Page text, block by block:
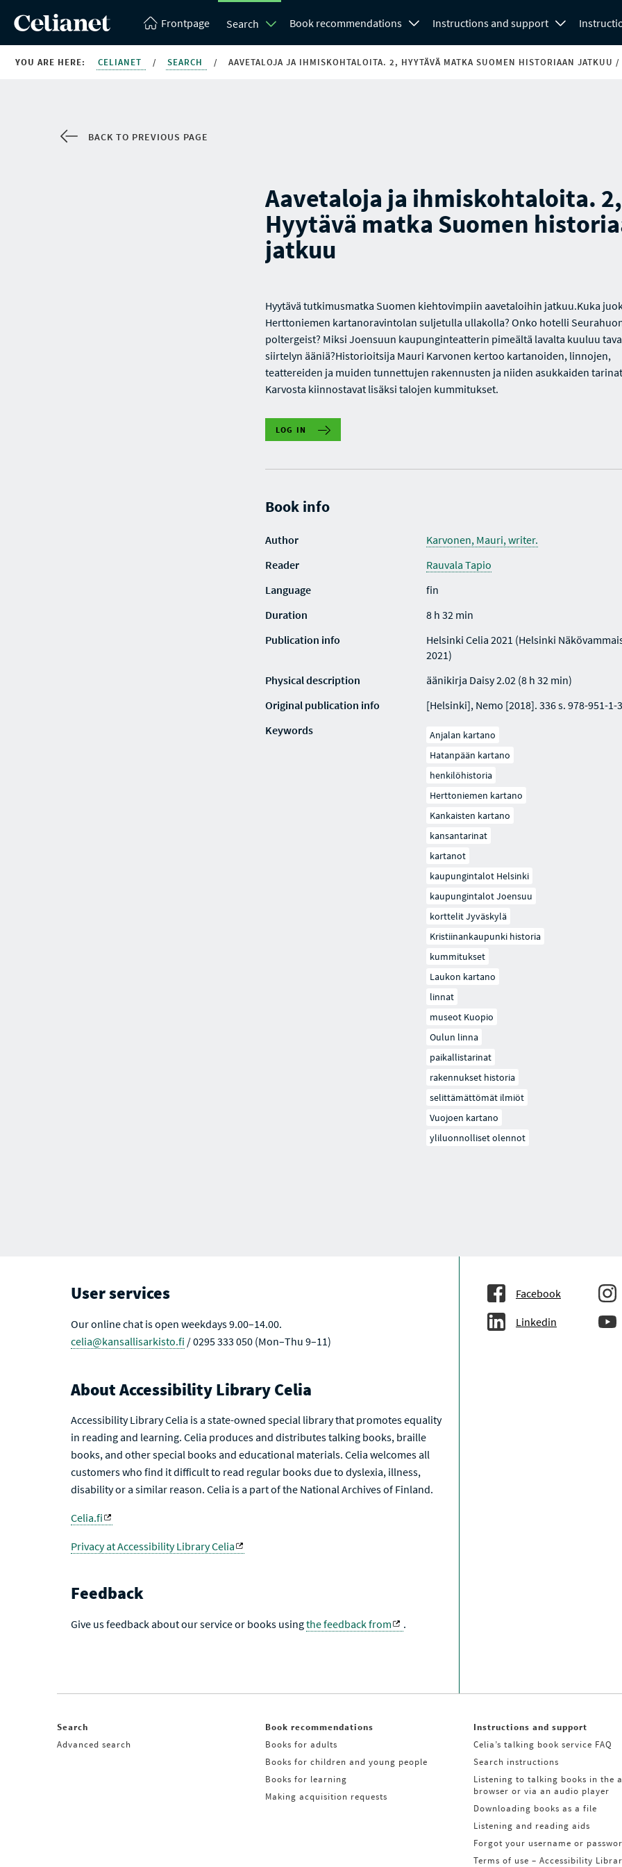
Frontpage Search Book recommendations Instructions and support
YOU ARE HERE: CELIANET / SEARCH / AAVETALOJA JA IHMISKOHTALOITA. 2, HYYTÄVÄ MATKA SUOMEN HISTORIAAN JATKUU /
BACK TO PREVIOUS PAGE
Aavetaloja ja ihmiskohtaloita. 2,
Hyytävä matka Suomen
jatkuu
Hyytävä tutkimusmatka Suomen kiehtovimpiin aavetaloihin jatkuu.Kuka
Herttoniemen kartanoravintolan suljetulla ullakolla? Onko hotelli
poltergeist? Miksi Joensuun kaupunginteatterin pimeältä lavalta kuuluu
siirtelyn ääniä?Historioitsija Mauri Karvonen kertoo kartanoiden, linnojen,
teattereiden ja muiden tunnettujen rakennusten ja niiden asukkaiden
Karvosta kiinnostavat lisäksi talojen kummitukset.
LOG IN
Book info
Author
Karvonen, Mauri, writer.
Reader
Rauvala Tapio
Language
fin
Duration
8 h 32 min
Publication info
Helsinki Celia 2021 (Helsinki
2021)
Physical description
äänikirja Daisy 2.02 (8 h 32 min)
Original publication info
[Helsinki], Nemo [2018]. 336 s. 978-951-1-
Keywords
Anjalan kartano
Hatanpään kartano
henkilöhistoria
Herttoniemen kartano
Kankaisten kartano
kansantarinat
kartanot
kaupungintalot Helsinki
kaupungintalot Joensuu
korttelit Jyväskylä
Kristiinankaupunki historia
kummitukset
Laukon kartano
linnat
museot Kuopio
Oulun linna
paikallistarinat
rakennukset historia
selittämättömät ilmiöt
Vuojoen kartano
yliluonnolliset olennot
User services
Our online chat is open weekdays 9.00–14.00.
celia@kansallisarkisto.fi / 0295 333 050 (Mon–Thu 9–11)
About Accessibility Library Celia
Accessibility Library Celia is a state-owned special library that promotes equality
in reading and learning. Celia produces and distributes talking books, braille
books, and other special books and educational materials. Celia welcomes all
customers who find it difficult to read regular books due to dyslexia, illness,
disability or a similar reason. Celia is a part of the National Archives of Finland.
Celia.fi
Privacy at Accessibility Library Celia
Feedback
Give us feedback about our service or books usingthe feedback from .
Facebook
Linkedin
Search
Advanced search
Book recommendations
Books for adults
Books for children and young people
Books for learning
Making acquisition requests
Instructions and support
Celia’s talking book service FAQ
Search instructions
Listening to talking books in the
browser or via an audio player
Downloading books as a file
Listening and reading aids
Forgot your username or
Terms of use – Accessibility